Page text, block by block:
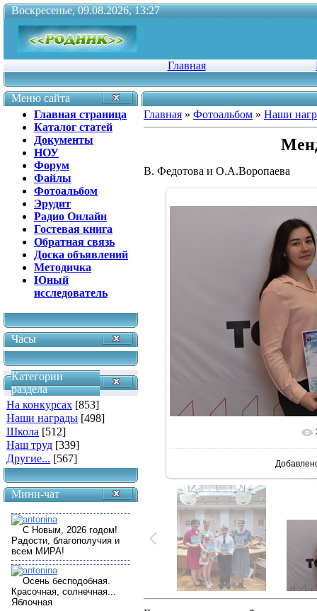
Воскресенье, 09.08.2026, 13:27
Главная
Меню сайта
Главная страница
Каталог статей
Документы
НОУ
Форум
Файлы
Фотоальбом
Эрудит
Радио Онлайн
Гостевая книга
Обратная связь
Доска объявлений
Методичка
Юный
исследователь
Часы
Категории
раздела
На конкурсах [853]
Наши награды [498]
Школа [512]
Наш труд [339]
Другие... [567]
Мини-чат
Главная » Фотоальбом » Наши
В. Федотова и О.А.Воропаева
В